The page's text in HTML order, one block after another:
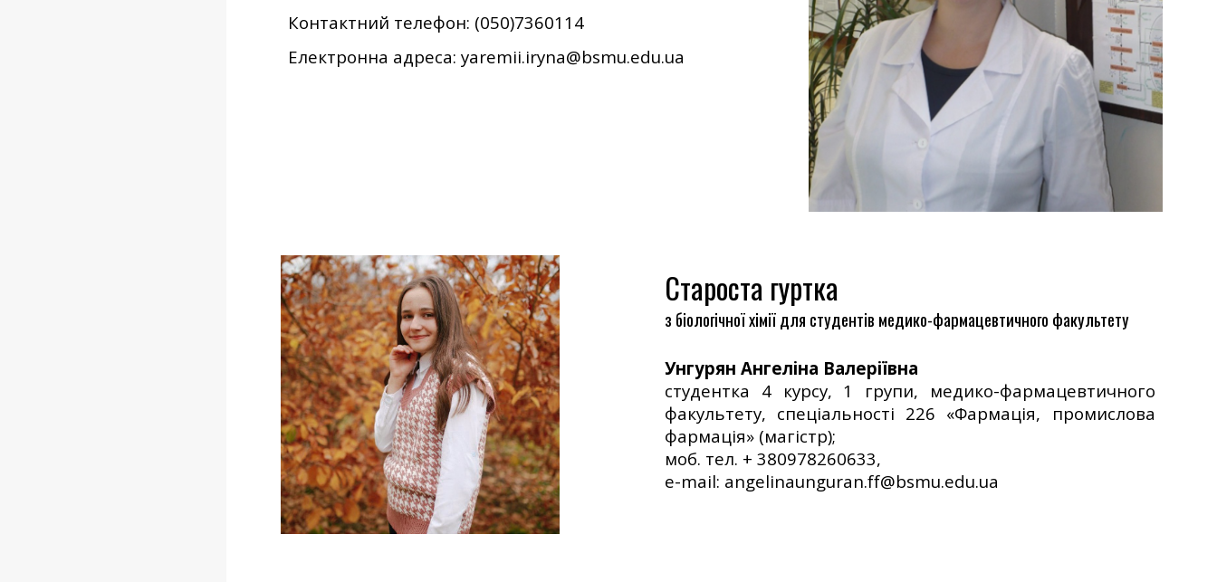
Контактний телефон: (050)7360114
Електронна адреса: yaremii.iryna@bsmu.edu.ua
Староста гуртка
з біологічної хімії для студентів медико-фармацевтичного факультету
Унгурян Ангеліна Валеріївна
студентка 4 курсу, 1 групи, медико-фармацевтичного
факультету, спеціальності 226 «Фармація, промислова
фармація» (магістр);
моб. тел. + 380978260633,
e-mail: angelinaunguran.ff@bsmu.edu.ua